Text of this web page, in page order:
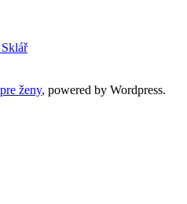
ženy, powered by Wordpress.